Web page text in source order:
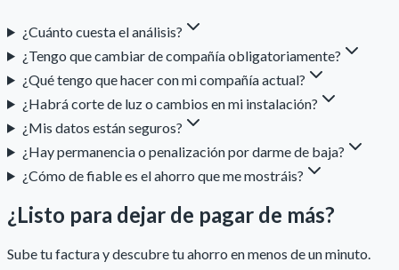
¿Cuánto cuesta el análisis?
¿Tengo que cambiar de compañía obligatoriamente?
¿Qué tengo que hacer con mi compañía actual?
¿Habrá corte de luz o cambios en mi instalación?
¿Mis datos están seguros?
¿Hay permanencia o penalización por darme de baja?
¿Cómo de fiable es el ahorro que me mostráis?
¿Listo para dejar de pagar de más?
Sube tu factura y descubre tu ahorro en menos de un minuto.